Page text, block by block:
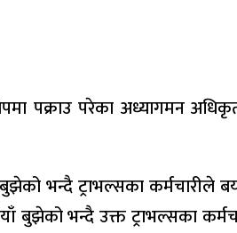
पक्राउ परेका अध्यागमन
भन्दै ट्राभल्सका कर्मचारीले
बुझेको भन्दै उक्त ट्राभल्सका